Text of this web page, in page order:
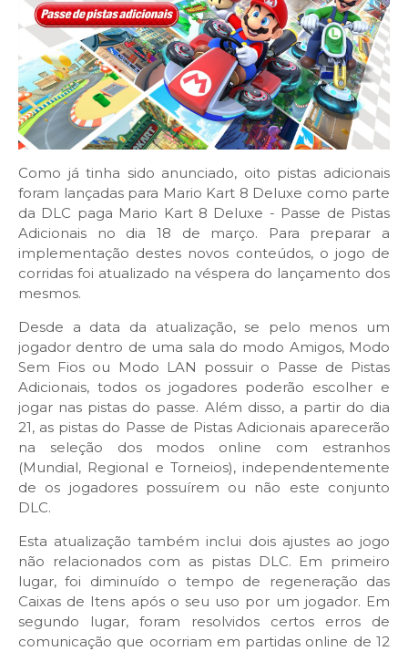
Como já tinha sido anunciado, oito pistas adicionais
foram lançadas para Mario Kart 8 Deluxe como parte
da DLC paga Mario Kart 8 Deluxe - Passe de Pistas
Adicionais no dia 18 de março. Para preparar a
implementação destes novos conteúdos, o jogo de
corridas foi atualizado na véspera do lançamento dos
mesmos.
Desde a data da atualização, se pelo menos um
jogador dentro de uma sala do modo Amigos, Modo
Sem Fios ou Modo LAN possuir o Passe de Pistas
Adicionais, todos os jogadores poderão escolher e
jogar nas pistas do passe. Além disso, a partir do dia
21, as pistas do Passe de Pistas Adicionais aparecerão
na seleção dos modos online com estranhos
(Mundial, Regional e Torneios), independentemente
de os jogadores possuírem ou não este conjunto
DLC.
Esta atualização também inclui dois ajustes ao jogo
não relacionados com as pistas DLC. Em primeiro
lugar, foi diminuído o tempo de regeneração das
Caixas de Itens após o seu uso por um jogador. Em
segundo lugar, foram resolvidos certos erros de
comunicação que ocorriam em partidas online de 12